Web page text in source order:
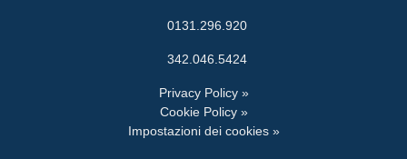
0131.296.920
342.046.5424
Privacy Policy »
Cookie Policy »
Impostazioni dei cookies »